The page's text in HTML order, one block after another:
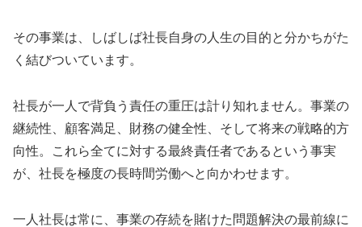
その事業は、しばしば社長自身の人生の目的と分かちがた
く結びついています。
社長が一人で背負う責任の重圧は計り知れません。事業の
継続性、顧客満足、財務の健全性、そして将来の戦略的方
向性。これら全てに対する最終責任者であるという事実
が、社長を極度の長時間労働へと向かわせます。
一人社長は常に、事業の存続を賭けた問題解決の最前線に